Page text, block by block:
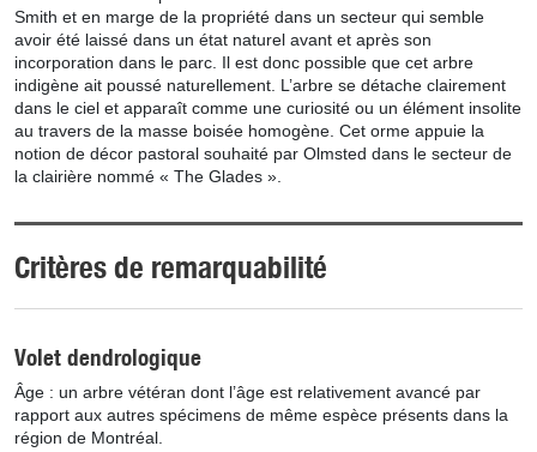
Smith et en marge de la propriété dans un secteur qui semble
avoir été laissé dans un état naturel avant et après son
incorporation dans le parc. Il est donc possible que cet arbre
indigène ait poussé naturellement. L’arbre se détache clairement
dans le ciel et apparaît comme une curiosité ou un élément insolite
au travers de la masse boisée homogène. Cet orme appuie la
notion de décor pastoral souhaité par Olmsted dans le secteur de
la clairière nommé « The Glades ».
Critères de remarquabilité
Volet dendrologique
Âge : un arbre vétéran dont l’âge est relativement avancé par
rapport aux autres spécimens de même espèce présents dans la
région de Montréal.